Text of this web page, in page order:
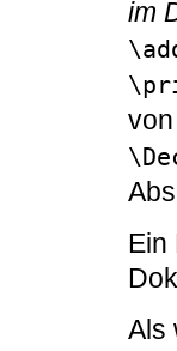
im
von
Ein
Als